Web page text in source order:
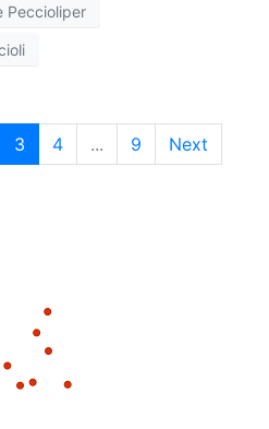
Peccioliper
3 4 ... 9 Next